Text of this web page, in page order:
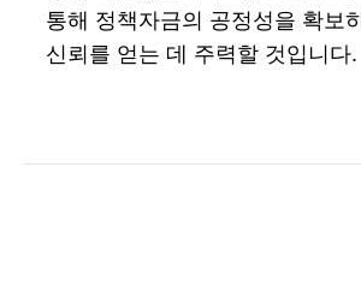
통해 정책자금의 공정성을 확보
신뢰를 얻는 데 주력할 것입니다.